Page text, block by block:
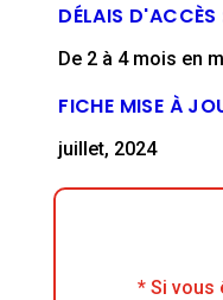
DÉLAIS D'ACCÈS
De 2 à 4 mois en
FICHE MISE À
juillet, 2024
* Si vous